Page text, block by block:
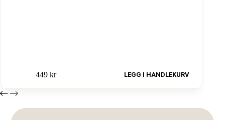
449 kr LEGG I HANDLEKURV